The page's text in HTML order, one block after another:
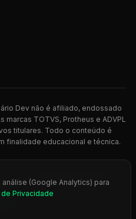
Dev não é afiliado, endossado
marcas TOTVS, Protheus e ADVPL
titulares. Todo o conteúdo é
finalidade educacional e técnica.
💚 para desenvolvedores
(Google Analytics) para
Privacidade